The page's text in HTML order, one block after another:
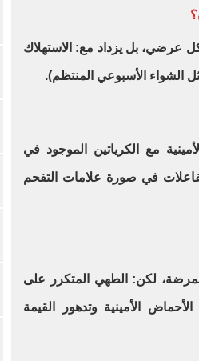
عرضي، بل يزداد مع: الاستهلاك
الشواء الأسبوعي المنتظم).
مع الكرياتين الموجود في
في صورة علامات التفحم
لكن: الطهي المتكرر على
الأمينية وتدهور القيمة